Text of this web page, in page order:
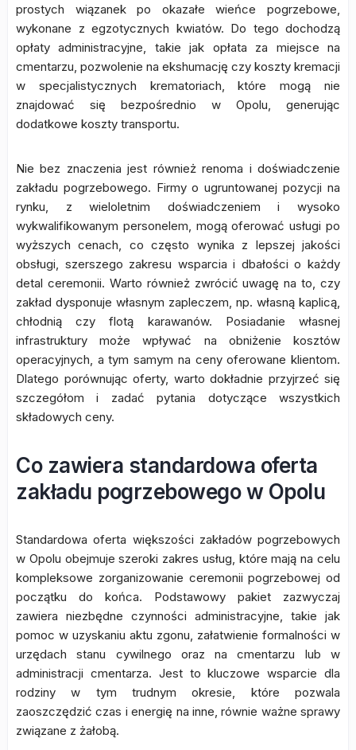
prostych wiązanek po okazałe wieńce pogrzebowe,
wykonane z egzotycznych kwiatów. Do tego dochodzą
opłaty administracyjne, takie jak opłata za miejsce na
cmentarzu, pozwolenie na ekshumację czy koszty kremacji
w specjalistycznych krematoriach, które mogą nie
znajdować się bezpośrednio w Opolu, generując
dodatkowe koszty transportu.
Nie bez znaczenia jest również renoma i doświadczenie
zakładu pogrzebowego. Firmy o ugruntowanej pozycji na
rynku, z wieloletnim doświadczeniem i wysoko
wykwalifikowanym personelem, mogą oferować usługi po
wyższych cenach, co często wynika z lepszej jakości
obsługi, szerszego zakresu wsparcia i dbałości o każdy
detal ceremonii. Warto również zwrócić uwagę na to, czy
zakład dysponuje własnym zapleczem, np. własną kaplicą,
chłodnią czy flotą karawanów. Posiadanie własnej
infrastruktury może wpływać na obniżenie kosztów
operacyjnych, a tym samym na ceny oferowane klientom.
Dlatego porównując oferty, warto dokładnie przyjrzeć się
szczegółom i zadać pytania dotyczące wszystkich
składowych ceny.
Co zawiera standardowa oferta
zakładu pogrzebowego w Opolu
Standardowa oferta większości zakładów pogrzebowych
w Opolu obejmuje szeroki zakres usług, które mają na celu
kompleksowe zorganizowanie ceremonii pogrzebowej od
początku do końca. Podstawowy pakiet zazwyczaj
zawiera niezbędne czynności administracyjne, takie jak
pomoc w uzyskaniu aktu zgonu, załatwienie formalności w
urzędach stanu cywilnego oraz na cmentarzu lub w
administracji cmentarza. Jest to kluczowe wsparcie dla
rodziny w tym trudnym okresie, które pozwala
zaoszczędzić czas i energię na inne, równie ważne sprawy
związane z żałobą.